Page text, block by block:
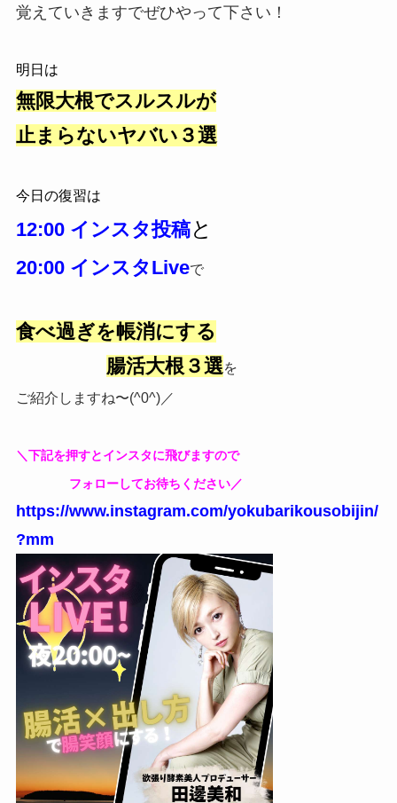
覚えていきますでぜひやって下さい！
明日は
無限大根でスルスルが
止まらないヤバい３選
今日の復習は
12:00 インスタ投稿と
20:00 インスタLiveで
食べ過ぎを帳消にする
腸活大根３選を
ご紹介しますね〜(^0^)／
＼下記を押すとインスタに飛びますので
フォローしてお待ちください／
https://www.instagram.com/yokubarikousobijin/
?mm